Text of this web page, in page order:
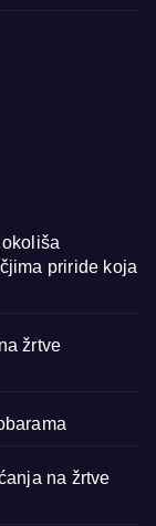
priride koja
žrtve
na žrtve